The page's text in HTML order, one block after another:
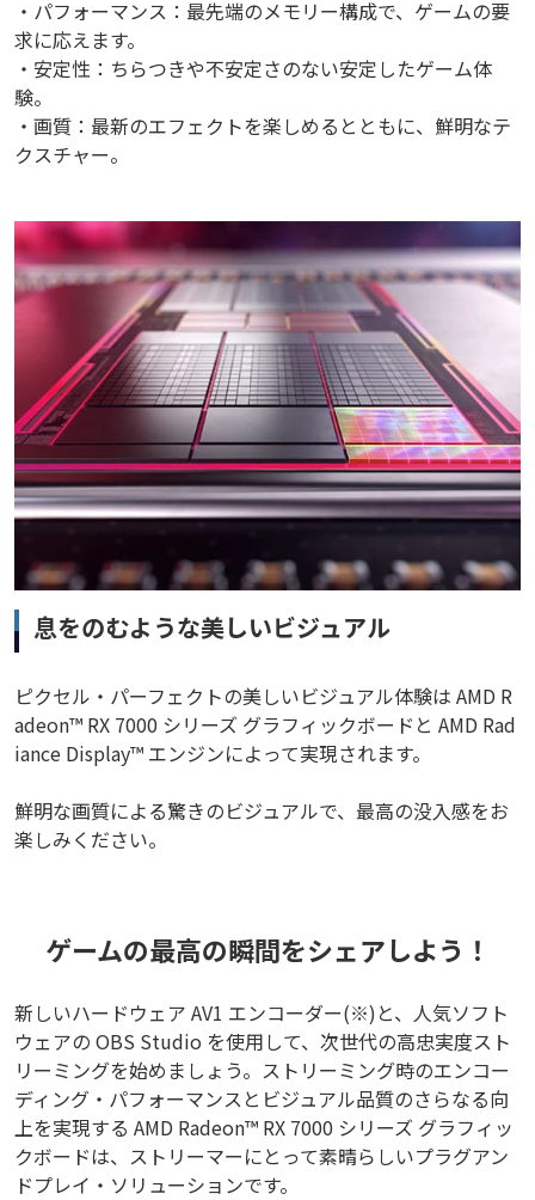
・パフォーマンス：最先端のメモリー構成で、ゲームの要
求に応えます。
・安定性：ちらつきや不安定さのない安定したゲーム体
験。
・画質：最新のエフェクトを楽しめるとともに、鮮明なテ
クスチャー。
息をのむような美しいビジュアル
ピクセル・パーフェクトの美しいビジュアル体験は AMD R
adeon™ RX 7000 シリーズ グラフィックボードと AMD Rad
iance Display™ エンジンによって実現されます。
鮮明な画質による驚きのビジュアルで、最高の没入感をお
楽しみください。
ゲームの最高の瞬間をシェアしよう！
新しいハードウェア AV1 エンコーダー(※)と、人気ソフト
ウェアの OBS Studio を使用して、次世代の高忠実度スト
リーミングを始めましょう。ストリーミング時のエンコー
ディング・パフォーマンスとビジュアル品質のさらなる向
上を実現する AMD Radeon™ RX 7000 シリーズ グラフィッ
クボードは、ストリーマーにとって素晴らしいプラグアン
ドプレイ・ソリューションです。